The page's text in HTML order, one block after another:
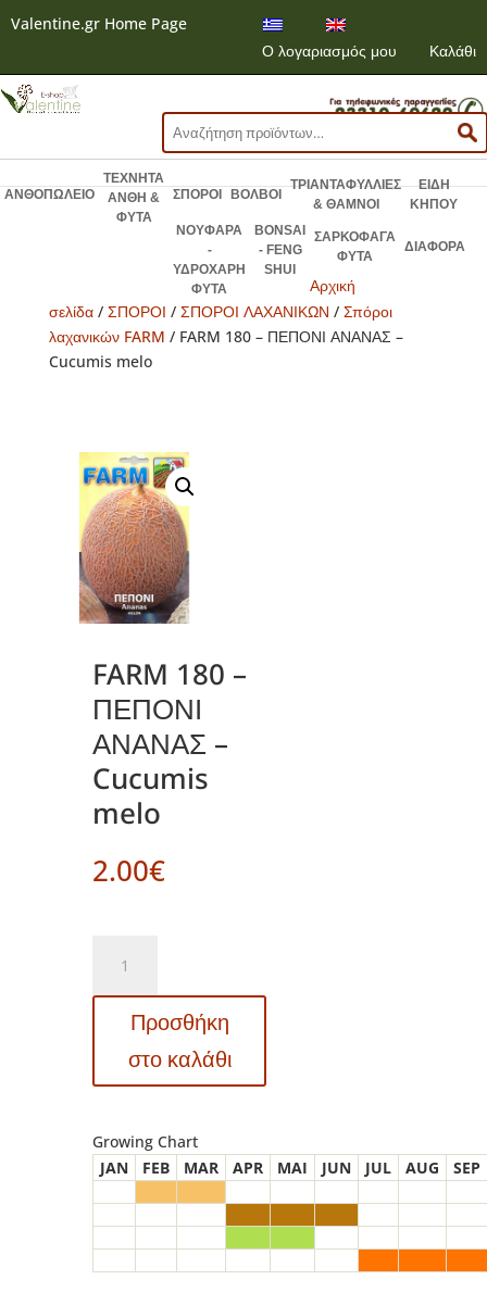
Valentine.gr Home Page
Ο λογαριασμός μου
Καλάθι
Αναζήτηση
για:
ΑΝΘΟΠΩΛΕΙΟ
ΤΕΧΝΗΤΑ
ΑΝΘΗ &
ΦΥΤΑ
ΣΠΟΡΟΙ ΒΟΛΒΟΙ
ΤΡΙΑΝΤΑΦΥΛΛΙΕΣ
& ΘΑΜΝΟΙ
ΕΙΔΗ
ΚΗΠΟΥ
ΝΟΥΦΑΡΑ
-
ΥΔΡΟΧΑΡΗ
ΦΥΤΑ
BONSAI
- FENG
SHUI
ΣΑΡΚΟΦΑΓΑ
ΦΥΤΑ
ΔΙΑΦΟΡΑ
Αρχική
σελίδα/ ΣΠΟΡΟΙ / ΣΠΟΡΟΙ ΛΑΧΑΝΙΚΩΝ / Σπόροι
λαχανικών FARM / FARM 180 – ΠΕΠΟΝΙ ΑΝΑΝΑΣ –
Cucumis melo
FARM 180 –
ΠΕΠΟΝΙ
ΑΝΑΝΑΣ –
Cucumis
melo
2.00€
-
ΠΕΠΟΝΙ
ποσότητα
Προσθήκη
στο καλάθι
Growing Chart
JAN
FEB MAR APR MAI JUN JUL AUG SEP